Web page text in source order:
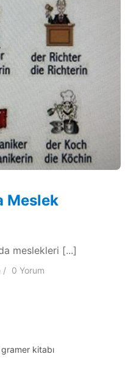
Meslek
meslekleri [...]
0 Yorum
kitabı